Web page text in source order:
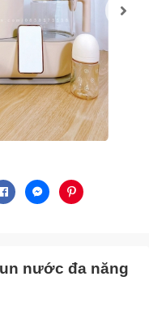
nước đa năng